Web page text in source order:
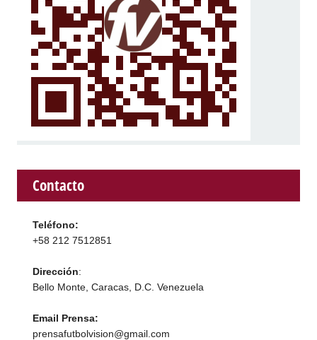
Contacto
Teléfono:
+58 212 7512851
Dirección:
Bello Monte, Caracas, D.C. Venezuela
Email Prensa:
prensafutbolvision@gmail.com